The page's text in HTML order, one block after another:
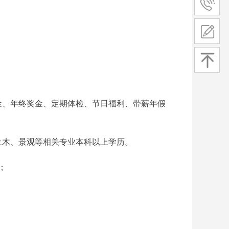
年终奖金、定期体检、节日福利、 带薪年假
、景观等相关专业本科以上学历。